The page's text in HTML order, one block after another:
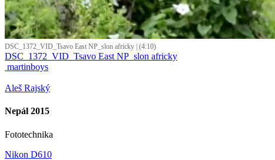
DSC_1372_VID_Tsavo East NP_slon africky | (4:10)
DSC_1372_VID_Tsavo East NP_slon africky
martinboys
Aleš Rajský
Nepál 2015
Fototechnika
Nikon D610